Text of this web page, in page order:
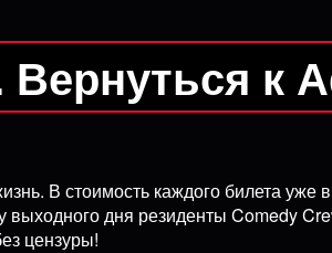
Вернуться к
В стоимость каждого билета уже
дня резиденты Comedy
цензуры!